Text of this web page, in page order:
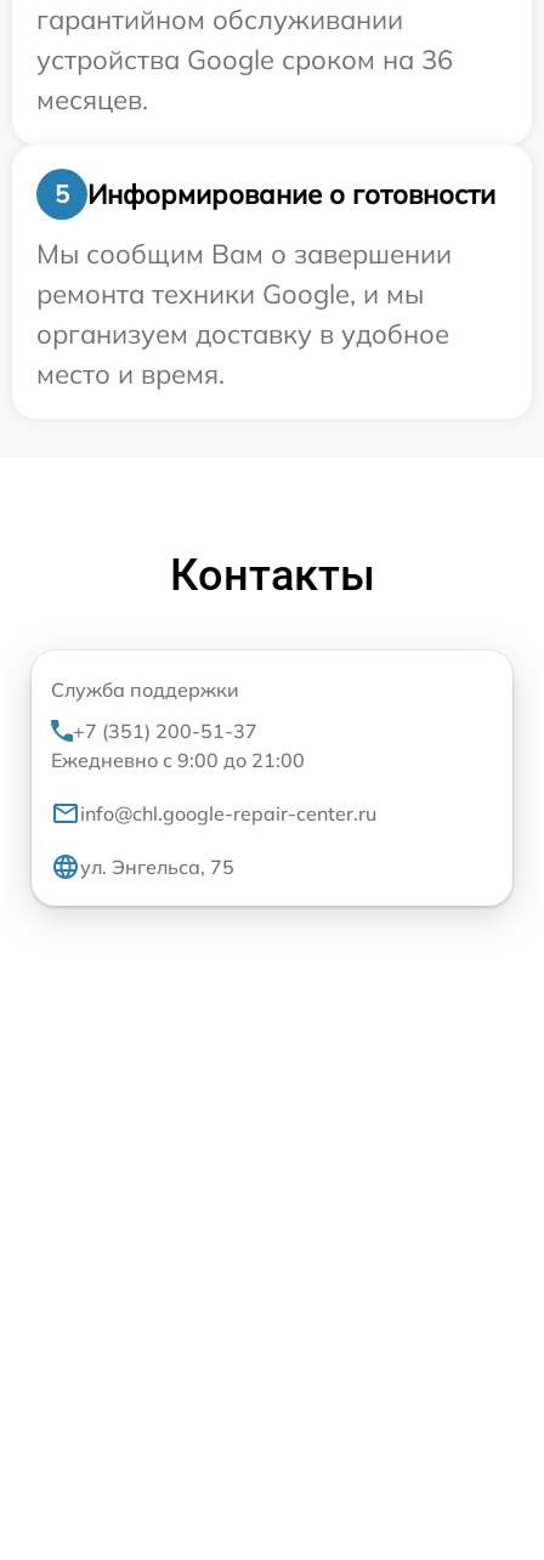
гарантийном обслуживании
устройства Google сроком на 36
месяцев.
5
Информирование о готовности
Мы сообщим Вам о завершении
ремонта техники Google, и мы
организуем доставку в удобное
место и время.
Контакты
Служба поддержки
+7 (351) 200-51-37
Ежедневно с 9:00 до 21:00
info@chl.google-repair-center.ru
ул. Энгельса, 75